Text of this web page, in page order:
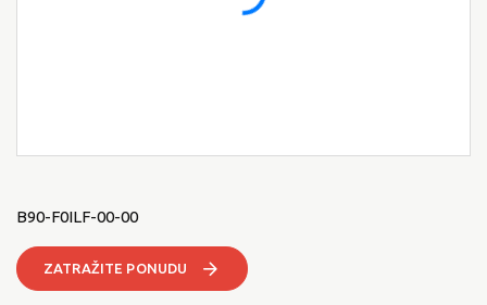
B90-F0ILF-00-00
ZATRAŽITE PONUDU